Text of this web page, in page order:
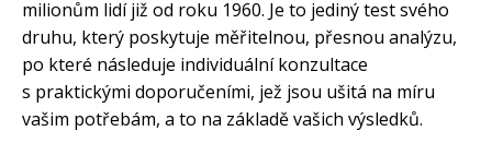
milionům lidí již od roku 1960. Je to jediný test svého
druhu, který poskytuje měřitelnou, přesnou analýzu,
po které následuje individuální konzultace
s praktickými doporučeními, jež jsou ušitá na míru
vašim potřebám, a to na základě vašich výsledků.